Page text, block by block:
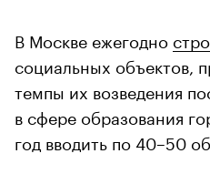
В Москве ежегодно
социальных объектов,
темпы их возведения
в сфере образования
год вводить по 40–50